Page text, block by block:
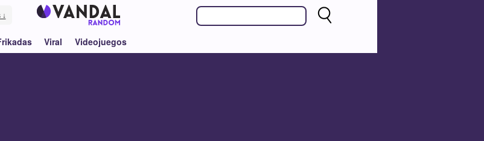
↓
Viral Videojuegos